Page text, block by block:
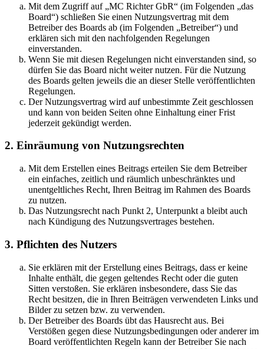
Mit dem Zugriff auf „MC Richter GbR“ (im Folgenden „das
Board“) schließen Sie einen Nutzungsvertrag mit dem
Betreiber des Boards ab (im Folgenden „Betreiber“) und
erklären sich mit den nachfolgenden Regelungen
einverstanden.
Wenn Sie mit diesen Regelungen nicht einverstanden sind, so
dürfen Sie das Board nicht weiter nutzen. Für die Nutzung
des Boards gelten jeweils die an dieser Stelle veröffentlichten
Regelungen.
Der Nutzungsvertrag wird auf unbestimmte Zeit geschlossen
und kann von beiden Seiten ohne Einhaltung einer Frist
jederzeit gekündigt werden.
2. Einräumung von Nutzungsrechten
Mit dem Erstellen eines Beitrags erteilen Sie dem Betreiber
ein einfaches, zeitlich und räumlich unbeschränktes und
unentgeltliches Recht, Ihren Beitrag im Rahmen des Boards
zu nutzen.
Das Nutzungsrecht nach Punkt 2, Unterpunkt a bleibt auch
nach Kündigung des Nutzungsvertrages bestehen.
3. Pflichten des Nutzers
Sie erklären mit der Erstellung eines Beitrags, dass er keine
Inhalte enthält, die gegen geltendes Recht oder die guten
Sitten verstoßen. Sie erklären insbesondere, dass Sie das
Recht besitzen, die in Ihren Beiträgen verwendeten Links und
Bilder zu setzen bzw. zu verwenden.
Der Betreiber des Boards übt das Hausrecht aus. Bei
Verstößen gegen diese Nutzungsbedingungen oder anderer im
Board veröffentlichten Regeln kann der Betreiber Sie nach